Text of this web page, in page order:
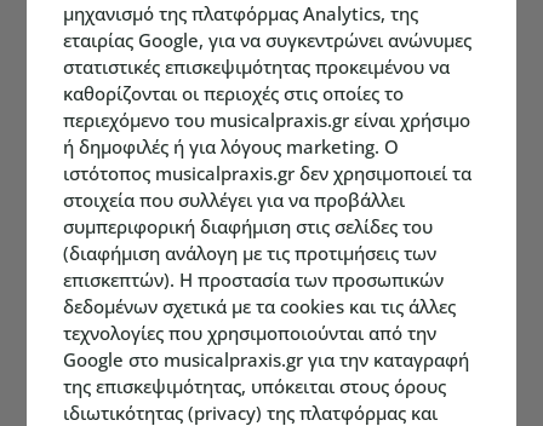
μηχανισμό της πλατφόρμας Analytics, της
εταιρίας Google, για να συγκεντρώνει ανώνυμες
στατιστικές επισκεψιμότητας προκειμένου να
καθορίζονται οι περιοχές στις οποίες το
περιεχόμενο του musicalpraxis.gr είναι χρήσιμο
ή δημοφιλές ή για λόγους marketing. Ο
ιστότοπος musicalpraxis.gr δεν χρησιμοποιεί τα
στοιχεία που συλλέγει για να προβάλλει
συμπεριφορική διαφήμιση στις σελίδες του
(διαφήμιση ανάλογη με τις προτιμήσεις των
επισκεπτών). Η προστασία των προσωπικών
δεδομένων σχετικά με τα cookies και τις άλλες
τεχνολογίες που χρησιμοποιούνται από την
Google στο musicalpraxis.gr για την καταγραφή
της επισκεψιμότητας, υπόκειται στους όρους
ιδιωτικότητας (privacy) της πλατφόρμας και